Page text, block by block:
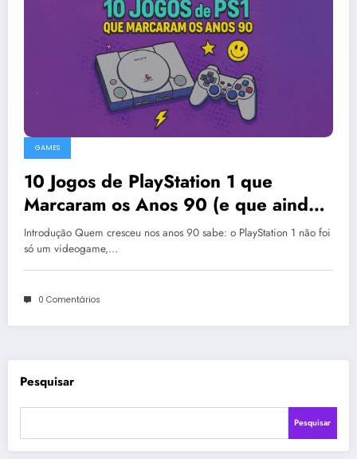
GAMES
10 Jogos de PlayStation 1 que
Marcaram os Anos 90 (e que ainda
são incríveis hoje)
Introdução Quem cresceu nos anos 90 sabe: o PlayStation 1 não foi
só um videogame,…
0 Comentários
Pesquisar
Pesquisar